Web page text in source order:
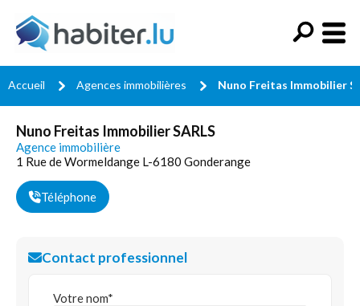
Accueil Agences immobilières Nuno Freitas Immobilier
Nuno Freitas Immobilier SARLS
Agence immobilière
1 Rue de Wormeldange L-6180 Gonderange
Téléphone
Contact professionnel
Votre nom*